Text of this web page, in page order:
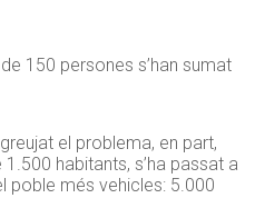
150 persones s’han sumat
el problema, en part,
habitants, s’ha passat a
poble més vehicles: 5.000